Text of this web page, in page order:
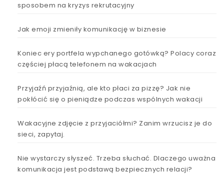
sposobem na kryzys rekrutacyjny
Jak emoji zmieniły komunikację w biznesie
Koniec ery portfela wypchanego gotówką? Polacy coraz
częściej płacą telefonem na wakacjach
Przyjaźń przyjaźnią, ale kto płaci za pizzę? Jak nie
pokłócić się o pieniądze podczas wspólnych wakacji
Wakacyjne zdjęcie z przyjaciółmi? Zanim wrzucisz je do
sieci, zapytaj.
Nie wystarczy słyszeć. Trzeba słuchać. Dlaczego uważna
komunikacja jest podstawą bezpiecznych relacji?